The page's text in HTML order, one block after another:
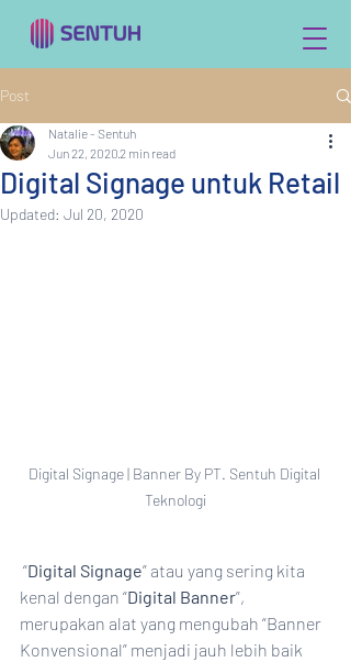
Post
Digital Signage untuk Retail
Natalie - Sentuh
Jun 22, 20202 min read
Updated: Jul 20, 2020
Digital Signage | Banner By PT. Sentuh Digital
Teknologi
“Digital Signage” atau yang sering kita
kenal dengan “Digital Banner”,
merupakan alat yang mengubah “Banner
Konvensional” menjadi jauh lebih baik